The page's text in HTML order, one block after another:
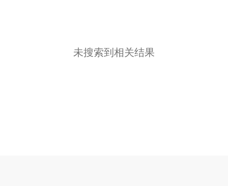
未搜索到相关结果